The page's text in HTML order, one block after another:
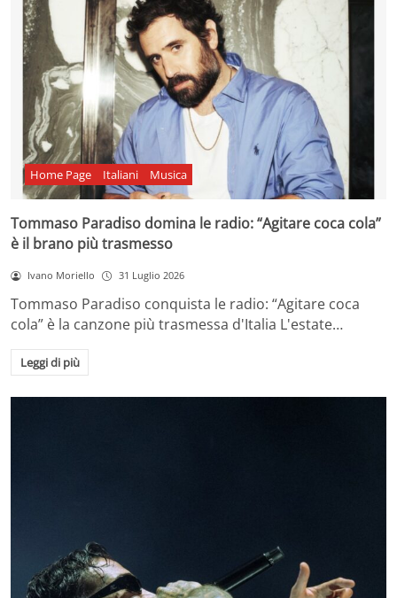
Home Page Italiani Musica
Tommaso Paradiso domina le radio: “Agitare coca cola”
è il brano più trasmesso
Ivano Moriello 31 Luglio 2026
Tommaso Paradiso conquista le radio: “Agitare coca
cola” è la canzone più trasmessa d'Italia L'estate…
Leggi di più